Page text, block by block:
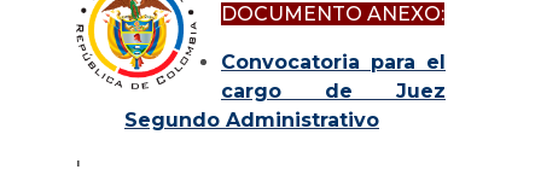
DOCUMENTO ANEXO:
Convocatoria para el
cargo de Juez
Segundo Administrativo
'